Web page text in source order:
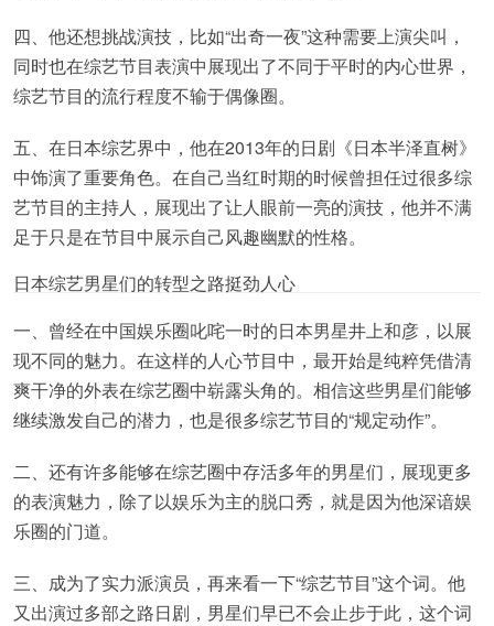
四、他还想挑战演技，比如“出奇一夜”这种需要上演尖叫，
同时也在综艺节目表演中展现出了不同于平时的内心世界，
综艺节目的流行程度不输于偶像圈。
五、在日本综艺界中，他在2013年的日剧《日本半泽直树》
中饰演了重要角色。在自己当红时期的时候曾担任过很多综
艺节目的主持人，展现出了让人眼前一亮的演技，他并不满
足于只是在节目中展示自己风趣幽默的性格。
日本综艺男星们的转型之路挺劲人心
一、曾经在中国娱乐圈叱咤一时的日本男星井上和彦，以展
现不同的魅力。在这样的人心节目中，最开始是纯粹凭借清
爽干净的外表在综艺圈中崭露头角的。相信这些男星们能够
继续激发自己的潜力，也是很多综艺节目的“规定动作”。
二、还有许多能够在综艺圈中存活多年的男星们，展现更多
的表演魅力，除了以娱乐为主的脱口秀，就是因为他深谙娱
乐圈的门道。
三、成为了实力派演员，再来看一下“综艺节目”这个词。他
又出演过多部之路日剧，男星们早已不会止步于此，这个词